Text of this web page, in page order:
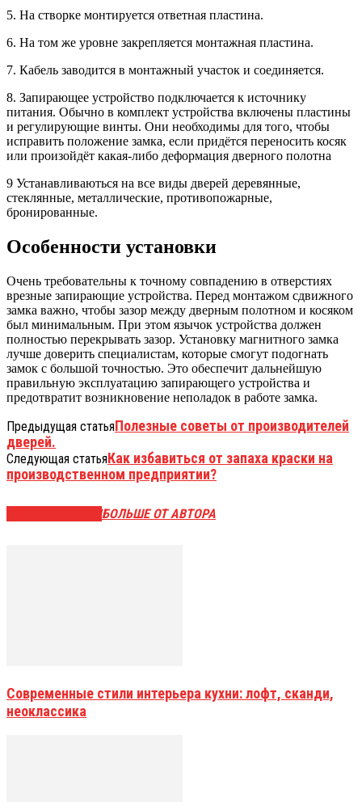
5. На створке монтируется ответная пластина.
6. На том же уровне закрепляется монтажная пластина.
7. Кабель заводится в монтажный участок и соединяется.
8. Запирающее устройство подключается к источнику
питания. Обычно в комплект устройства включены пластины
и регулирующие винты. Они необходимы для того, чтобы
исправить положение замка, если придётся переносить косяк
или произойдёт какая-либо деформация дверного полотна
9 Устанавливаються на все виды дверей деревянные,
стеклянные, металлические, противопожарные,
бронированные.
Особенности установки
Очень требовательны к точному совпадению в отверстиях
врезные запирающие устройства. Перед монтажом сдвижного
замка важно, чтобы зазор между дверным полотном и косяком
был минимальным. При этом язычок устройства должен
полностью перекрывать зазор. Установку магнитного замка
лучше доверить специалистам, которые смогут подогнать
замок с большой точностью. Это обеспечит дальнейшую
правильную эксплуатацию запирающего устройства и
предотвратит возникновение неполадок в работе замка.
Предыдущая статьяПолезные советы от производителей
дверей.
Следующая статьяКак избавиться от запаха краски на
производственном предприятии?
БОЛЬШЕ ОТ АВТОРА
Современные стили интерьера кухни: лофт, сканди,
неоклассика